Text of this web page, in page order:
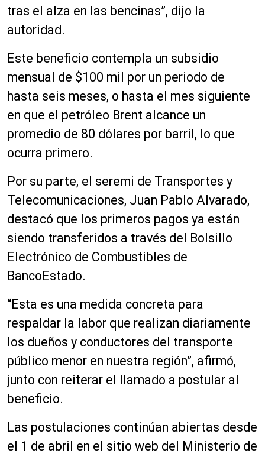
tras el alza en las bencinas”, dijo la
autoridad.
Este beneficio contempla un subsidio
mensual de $100 mil por un periodo de
hasta seis meses, o hasta el mes siguiente
en que el petróleo Brent alcance un
promedio de 80 dólares por barril, lo que
ocurra primero.
Por su parte, el seremi de Transportes y
Telecomunicaciones, Juan Pablo Alvarado,
destacó que los primeros pagos ya están
siendo transferidos a través del Bolsillo
Electrónico de Combustibles de
BancoEstado.
“Esta es una medida concreta para
respaldar la labor que realizan diariamente
los dueños y conductores del transporte
público menor en nuestra región”, afirmó,
junto con reiterar el llamado a postular al
beneficio.
Las postulaciones continúan abiertas desde
el 1 de abril en el sitio web del Ministerio de